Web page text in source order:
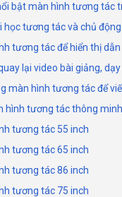
bật màn hình tương tác
học tương tác và chủ động
tương tác để hiển thị
lại video bài giảng,
màn hình tương tác để
hình tương tác thông
tương tác 55 inch
tương tác 65 inch
tương tác 86 inch
tương tác 75 inch